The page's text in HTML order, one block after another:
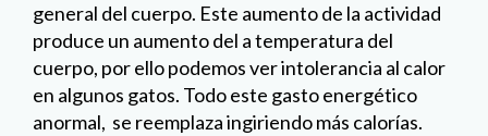
general del cuerpo. Este aumento de la actividad
produce un aumento del a temperatura del
cuerpo, por ello podemos ver intolerancia al calor
en algunos gatos. Todo este gasto energético
anormal, se reemplaza ingiriendo más calorías.